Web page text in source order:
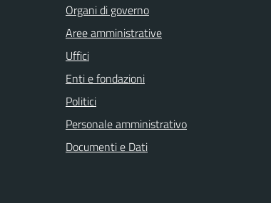
Organi di governo
Aree amministrative
Uffici
Enti e fondazioni
Politici
Personale amministrativo
Documenti e Dati